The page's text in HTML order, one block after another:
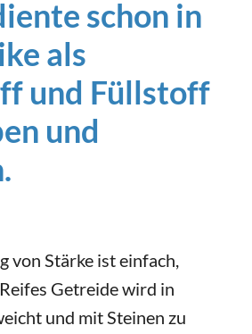
schon in
als
und Füllstoff
und
von Stärke ist einfach,
Getreide wird in
und mit Steinen zu